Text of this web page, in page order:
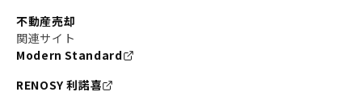
不動産売却
関連サイト
Modern Standard
RENOSY 利諾喜